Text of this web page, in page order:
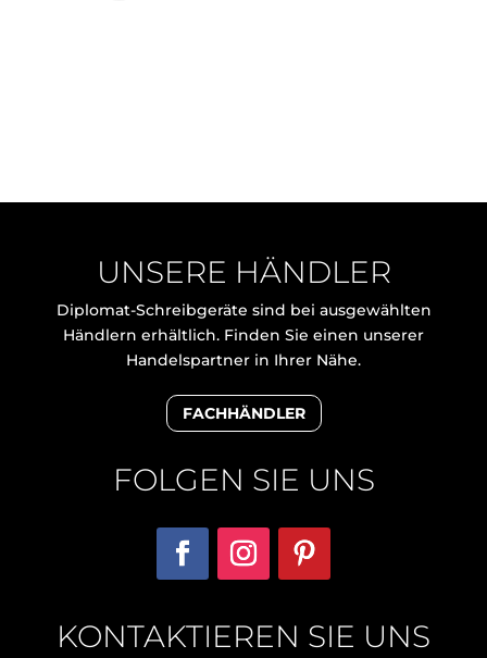
UNSERE HÄNDLER
Diplomat-Schreibgeräte sind bei ausgewählten
Händlern erhältlich. Finden Sie einen unserer
Handelspartner in Ihrer Nähe.
FACHHÄNDLER
FOLGEN SIE UNS
KONTAKTIEREN SIE UNS